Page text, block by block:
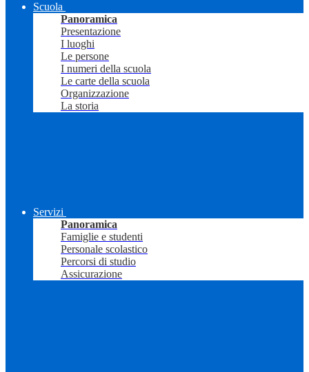
Scuola
Panoramica
Presentazione
I luoghi
Le persone
I numeri della scuola
Le carte della scuola
Organizzazione
La storia
Servizi
Panoramica
Famiglie e studenti
Personale scolastico
Percorsi di studio
Assicurazione